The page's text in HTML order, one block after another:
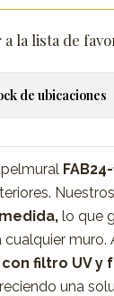
la lista de
de ubicaciones
lo que
cualquier muro.
filtro UV y
una